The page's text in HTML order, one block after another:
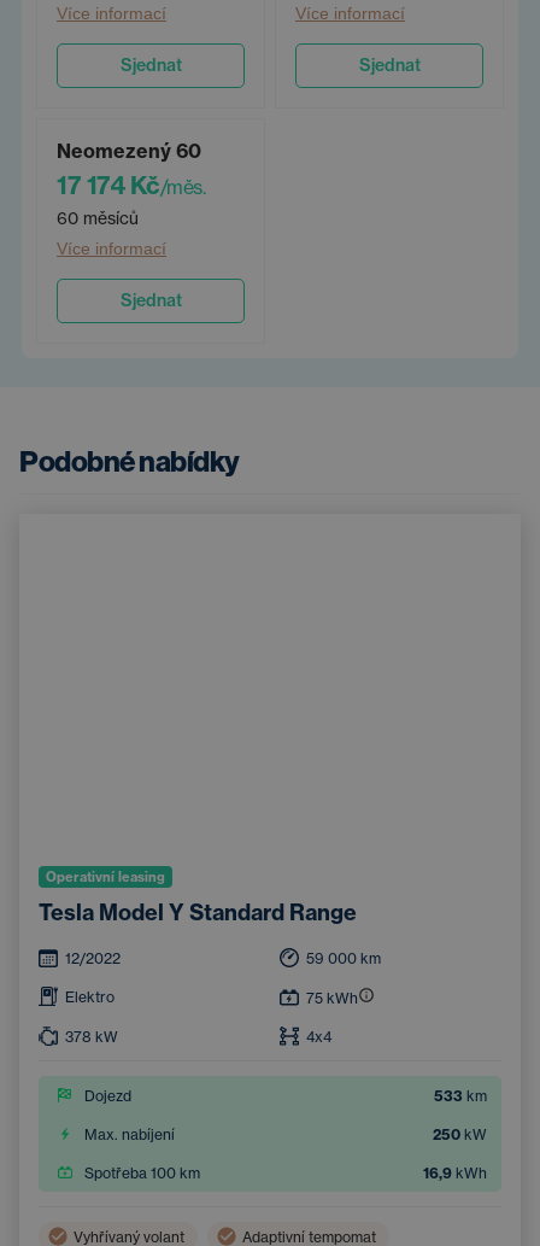
Více informací
Sjednat
Více informací
Sjednat
Neomezený 60
17 174 Kč/měs.
60 měsíců
Více informací
Sjednat
Podobné nabídky
Operativní leasing
Tesla Model Y Standard Range
12/2022 59 000 km
Elektro 75 kWh
378 kW 4x4
Dojezd 533 km
Max. nabíjení 250 kW
Spotřeba 100 km 16,9 kWh
Vyhřívaný volant Adaptivní tempomat